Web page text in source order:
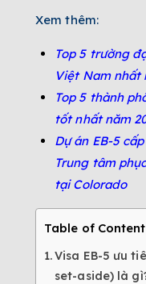
Xem thêm:
Top 5 trường
Việt Nam nhất
Top 5 thành
tốt nhất năm
Dự án EB-5
Trung tâm
tại Colorado
Table of
Visa EB-5 ưu
set-aside) là